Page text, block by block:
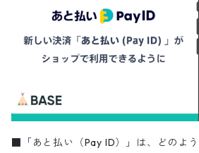
■「あと払い（Pay ID）」は、どのよ